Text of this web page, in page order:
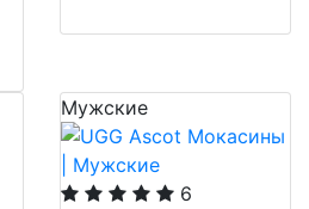
Мужские
6